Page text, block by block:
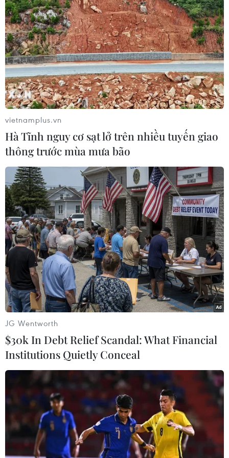
Thủ tướng Anh nói: "Tôi không muốn một Brexit không
thỏa thuận. Tôi nói với bạn bè ở EU rằng nếu họ không
muốn một Brexit không thỏa thuận, họ phải hủy bỏ điều
khoản chốt chặn trong thỏa thuận."
Điều gì khiến Anh có thể trở thành một
nhà nước thất bại?
25/08/2019 13:19
Ông Chris Patten - thống đốc cuối cùng của Hong Kong
thuộc Anh, và hiện là Hiệu trưởng trường Đại học Oxford
vietnamplus.vn
Hà Tĩnh nguy cơ sạt lở trên nhiều tuyến giao
thông trước mùa mưa bão
JG Wentworth
$30k In Debt Relief Scandal: What Financial
Institutions Quietly Conceal